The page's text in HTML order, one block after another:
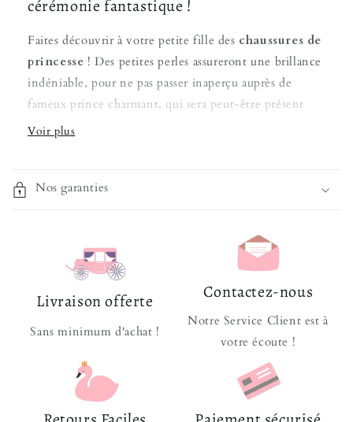
cérémonie fantastique !
Faites découvrir à votre petite fille des chaussures de
princesse ! Des petites perles assureront une brillance
indéniable, pour ne pas passer inaperçu auprès de
fameux prince charmant, qui sera peut-être présent
lors de la cérémonie ! C'est une paire noble à porter
Des petits talons feront découvrir à votre enfant, la
telle allure. Conçues pour les filles, elles s'adapteront à
la forme des pieds grâce à la souplesse du cuir pour un
confort assuré, pendant toute la journée !
: Haute durabilité
Composition : Cuir souple et Synthétique
Fermeture ajustable pratique
Semelle : Antidérapante
Conseil Entretien : Imperméabilisation 1 fois par
Nos garanties
Livraison offerte
Sans minimum d'achat !
Contactez-nous
Notre Service Client est à
votre écoute !